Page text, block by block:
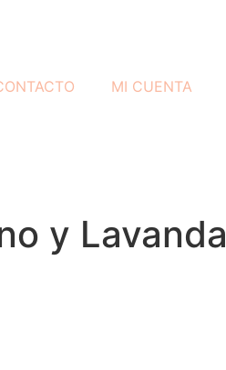
MI CUENTA
y Lavanda